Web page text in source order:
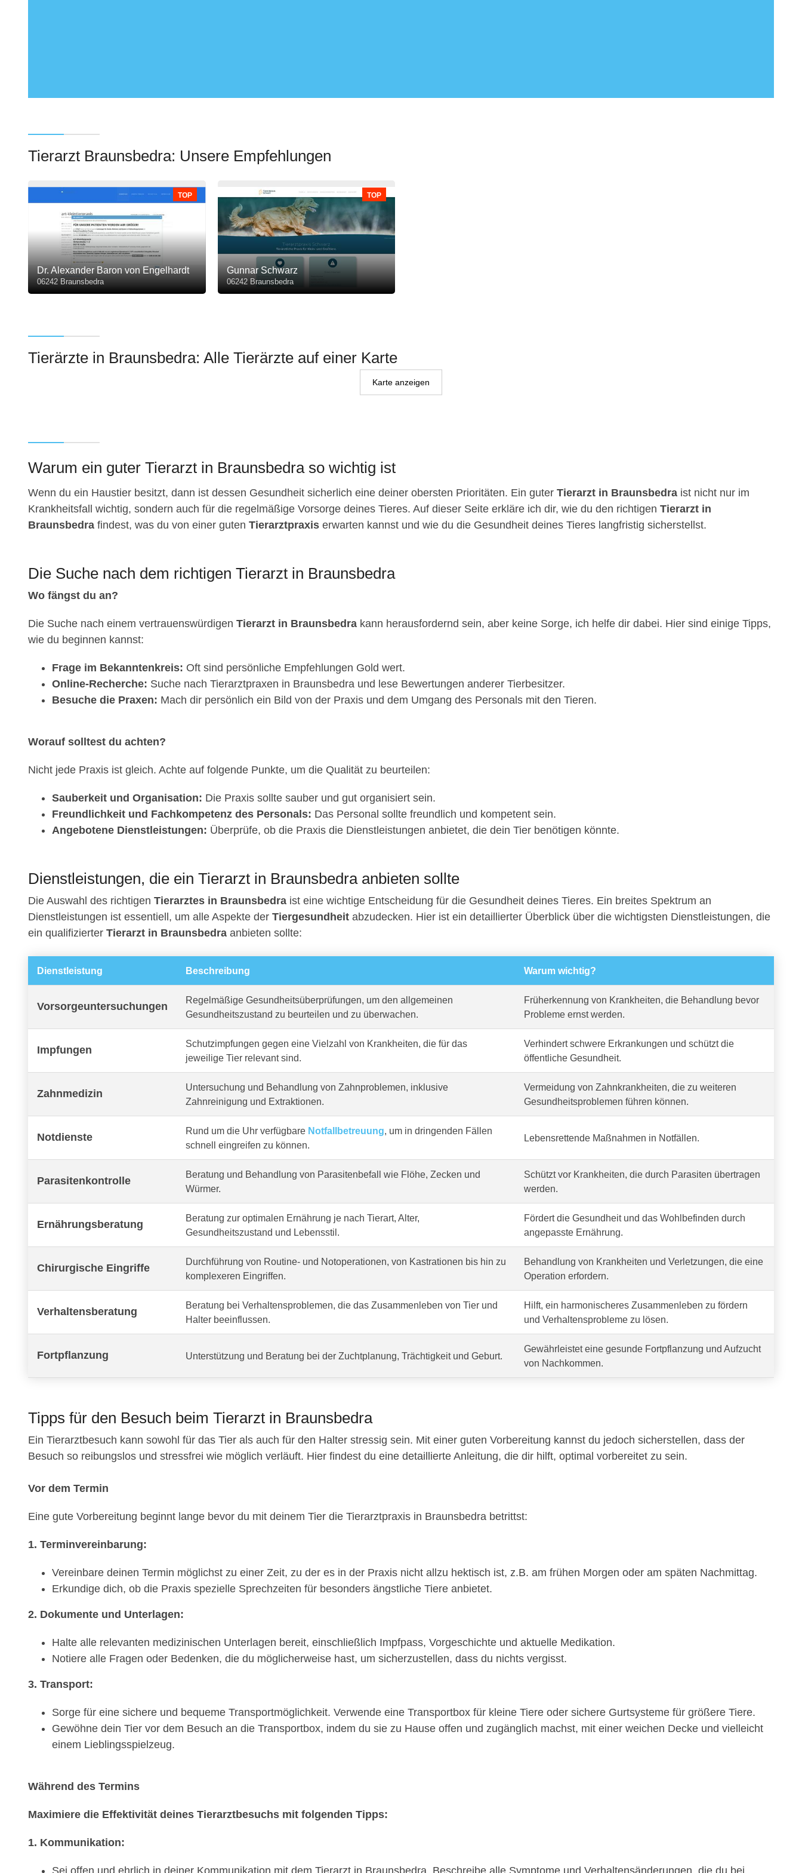
Tierarzt Braunsbedra: Unsere Empfehlungen
TOP
Dr. Alexander Baron von Engelhardt
06242 Braunsbedra
TOP
Gunnar Schwarz
06242 Braunsbedra
Tierärzte in Braunsbedra: Alle Tierärzte auf einer Karte
Karte anzeigen
Warum ein guter Tierarzt in Braunsbedra so wichtig ist
Wenn du ein Haustier besitzt, dann ist dessen Gesundheit sicherlich eine deiner obersten Prioritäten. Ein guter Tierarzt in Braunsbedra ist nicht nur im
Krankheitsfall wichtig, sondern auch für die regelmäßige Vorsorge deines Tieres. Auf dieser Seite erkläre ich dir, wie du den richtigen Tierarzt in
Braunsbedra findest, was du von einer guten Tierarztpraxis erwarten kannst und wie du die Gesundheit deines Tieres langfristig sicherstellst.
Die Suche nach dem richtigen Tierarzt in Braunsbedra
Wo fängst du an?
Die Suche nach einem vertrauenswürdigen Tierarzt in Braunsbedra kann herausfordernd sein, aber keine Sorge, ich helfe dir dabei. Hier sind einige Tipps,
wie du beginnen kannst:
Frage im Bekanntenkreis: Oft sind persönliche Empfehlungen Gold wert.
Online-Recherche: Suche nach Tierarztpraxen in Braunsbedra und lese Bewertungen anderer Tierbesitzer.
Besuche die Praxen: Mach dir persönlich ein Bild von der Praxis und dem Umgang des Personals mit den Tieren.
Worauf solltest du achten?
Nicht jede Praxis ist gleich. Achte auf folgende Punkte, um die Qualität zu beurteilen:
Sauberkeit und Organisation: Die Praxis sollte sauber und gut organisiert sein.
Freundlichkeit und Fachkompetenz des Personals: Das Personal sollte freundlich und kompetent sein.
Angebotene Dienstleistungen: Überprüfe, ob die Praxis die Dienstleistungen anbietet, die dein Tier benötigen könnte.
Dienstleistungen, die ein Tierarzt in Braunsbedra anbieten sollte
Die Auswahl des richtigen Tierarztes in Braunsbedra ist eine wichtige Entscheidung für die Gesundheit deines Tieres. Ein breites Spektrum an
Dienstleistungen ist essentiell, um alle Aspekte der Tiergesundheit abzudecken. Hier ist ein detaillierter Überblick über die wichtigsten Dienstleistungen, die
ein qualifizierter Tierarzt in Braunsbedra anbieten sollte:
Dienstleistung Beschreibung Warum wichtig?
Vorsorgeuntersuchungen
Regelmäßige Gesundheitsüberprüfungen, um den allgemeinen
Gesundheitszustand zu beurteilen und zu überwachen.
Früherkennung von Krankheiten, die Behandlung bevor
Probleme ernst werden.
Impfungen
Schutzimpfungen gegen eine Vielzahl von Krankheiten, die für das
jeweilige Tier relevant sind.
Verhindert schwere Erkrankungen und schützt die
öffentliche Gesundheit.
Zahnmedizin
Untersuchung und Behandlung von Zahnproblemen, inklusive
Zahnreinigung und Extraktionen.
Vermeidung von Zahnkrankheiten, die zu weiteren
Gesundheitsproblemen führen können.
Notdienste
Rund um die Uhr verfügbare Notfallbetreuung, um in dringenden Fällen
schnell eingreifen zu können.
Lebensrettende Maßnahmen in Notfällen.
Parasitenkontrolle
Beratung und Behandlung von Parasitenbefall wie Flöhe, Zecken und
Würmer.
Schützt vor Krankheiten, die durch Parasiten übertragen
werden.
Ernährungsberatung
Beratung zur optimalen Ernährung je nach Tierart, Alter,
Gesundheitszustand und Lebensstil.
Fördert die Gesundheit und das Wohlbefinden durch
angepasste Ernährung.
Chirurgische Eingriffe
Durchführung von Routine- und Notoperationen, von Kastrationen bis hin zu
komplexeren Eingriffen.
Behandlung von Krankheiten und Verletzungen, die eine
Operation erfordern.
Verhaltensberatung
Beratung bei Verhaltensproblemen, die das Zusammenleben von Tier und
Halter beeinflussen.
Hilft, ein harmonischeres Zusammenleben zu fördern
und Verhaltensprobleme zu lösen.
Fortpflanzung Unterstützung und Beratung bei der Zuchtplanung, Trächtigkeit und Geburt.
Gewährleistet eine gesunde Fortpflanzung und Aufzucht
von Nachkommen.
Tipps für den Besuch beim Tierarzt in Braunsbedra
Ein Tierarztbesuch kann sowohl für das Tier als auch für den Halter stressig sein. Mit einer guten Vorbereitung kannst du jedoch sicherstellen, dass der
Besuch so reibungslos und stressfrei wie möglich verläuft. Hier findest du eine detaillierte Anleitung, die dir hilft, optimal vorbereitet zu sein.
Vor dem Termin
Eine gute Vorbereitung beginnt lange bevor du mit deinem Tier die Tierarztpraxis in Braunsbedra betrittst:
1. Terminvereinbarung:
Vereinbare deinen Termin möglichst zu einer Zeit, zu der es in der Praxis nicht allzu hektisch ist, z.B. am frühen Morgen oder am späten Nachmittag.
Erkundige dich, ob die Praxis spezielle Sprechzeiten für besonders ängstliche Tiere anbietet.
2. Dokumente und Unterlagen:
Halte alle relevanten medizinischen Unterlagen bereit, einschließlich Impfpass, Vorgeschichte und aktuelle Medikation.
Notiere alle Fragen oder Bedenken, die du möglicherweise hast, um sicherzustellen, dass du nichts vergisst.
3. Transport:
Sorge für eine sichere und bequeme Transportmöglichkeit. Verwende eine Transportbox für kleine Tiere oder sichere Gurtsysteme für größere Tiere.
Gewöhne dein Tier vor dem Besuch an die Transportbox, indem du sie zu Hause offen und zugänglich machst, mit einer weichen Decke und vielleicht
einem Lieblingsspielzeug.
Während des Termins
Maximiere die Effektivität deines Tierarztbesuchs mit folgenden Tipps:
1. Kommunikation: